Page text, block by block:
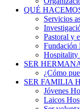
QUÉ
Servicios
Pastoral y
Fundación
Hospitality
SER
¿Cómo
SER FAMILIA
Jóvenes
Laicos